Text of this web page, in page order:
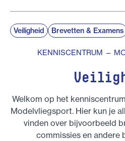
Veiligheid Brevetten & Examens
KENNISCENTRUM —
Welkom op het
Modelvliegsport. Hier kun je
vinden over bijvoorbeeld
commissies en andere